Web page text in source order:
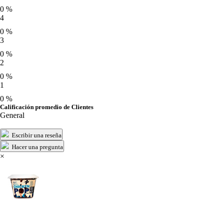
0 %
4
0 %
3
0 %
2
0 %
1
0 %
Calificación promedio de Clientes
General
Escribir una reseña
Hacer una pregunta
×